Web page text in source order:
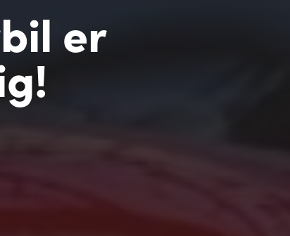
er